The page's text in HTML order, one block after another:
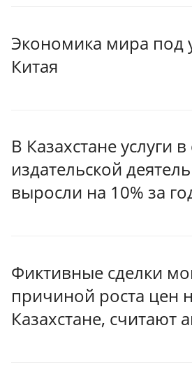
Экономика мира под
Китая
В Казахстане услуги
издательской
выросли на 10% за
Фиктивные сделки
причиной роста цен
Казахстане, считают